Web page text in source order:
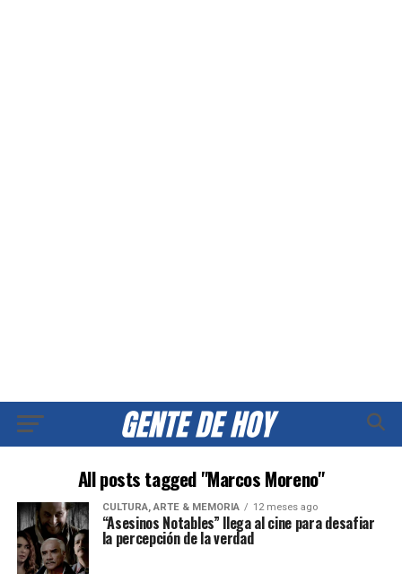
All posts tagged "Marcos Moreno"
CULTURA, ARTE & MEMORIA 12 meses ago
“Asesinos Notables” llega al cine para desafiar
la percepción de la verdad